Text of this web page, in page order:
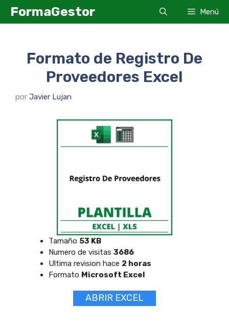
SaltarFormaGestor Menú
Formato de Registro De
Proveedores Excel
por Javier Lujan
Tamaño 53 KB
Numero de visitas 3686
Ultima revision hace 2 horas
Formato Microsoft Excel
ABRIR EXCEL